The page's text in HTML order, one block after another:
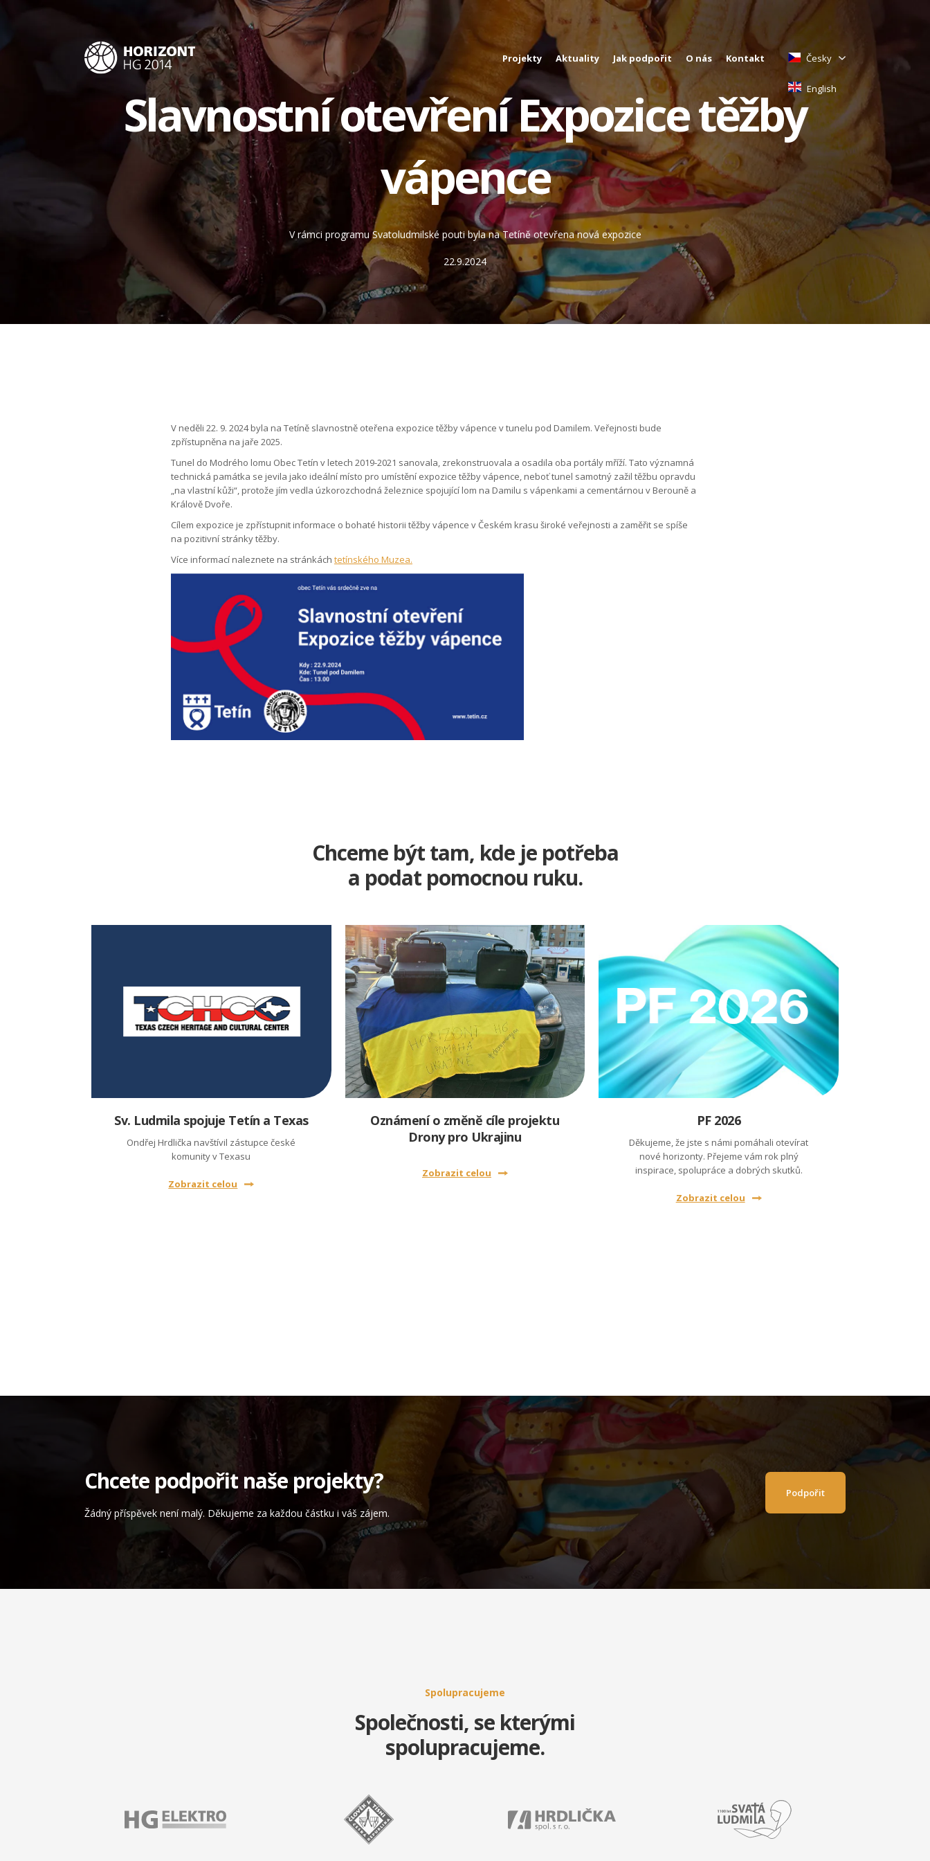
Projekty Aktuality Jak podpořit O nás Kontakt Česky
English
Slavnostní otevření Expozice těžby
vápence
V rámci programu Svatoludmilské pouti byla na Tetíně otevřena nová expozice
22.9.2024
V neděli 22. 9. 2024 byla na Tetíně slavnostně oteřena expozice těžby vápence v tunelu pod Damilem. Veřejnosti bude
zpřístupněna na jaře 2025.
Tunel do Modrého lomu Obec Tetín v letech 2019-2021 sanovala, zrekonstruovala a osadila oba portály mříží. Tato významná
technická památka se jevila jako ideální místo pro umístění expozice těžby vápence, neboť tunel samotný zažil těžbu opravdu
„na vlastní kůži“, protože jím vedla úzkorozchodná železnice spojující lom na Damilu s vápenkami a cementárnou v Berouně a
Králově Dvoře.
Cílem expozice je zpřístupnit informace o bohaté historii těžby vápence v Českém krasu široké veřejnosti a zaměřit se spíše
na pozitivní stránky těžby.
Více informací naleznete na stránkách tetínského Muzea.
Chceme být tam, kde je potřeba
a podat pomocnou ruku.
Sv. Ludmila spojuje Tetín a Texas
Ondřej Hrdlička navštívil zástupce české
komunity v Texasu
Zobrazit celou
Oznámení o změně cíle projektu
Drony pro Ukrajinu
Zobrazit celou
PF 2026
Děkujeme, že jste s námi pomáhali otevírat
nové horizonty. Přejeme vám rok plný
inspirace, spolupráce a dobrých skutků.
Zobrazit celou
Chcete podpořit naše projekty?
Žádný příspěvek není malý. Děkujeme za každou částku i váš zájem.
Podpořit
Spolupracujeme
Společnosti, se kterými
spolupracujeme.